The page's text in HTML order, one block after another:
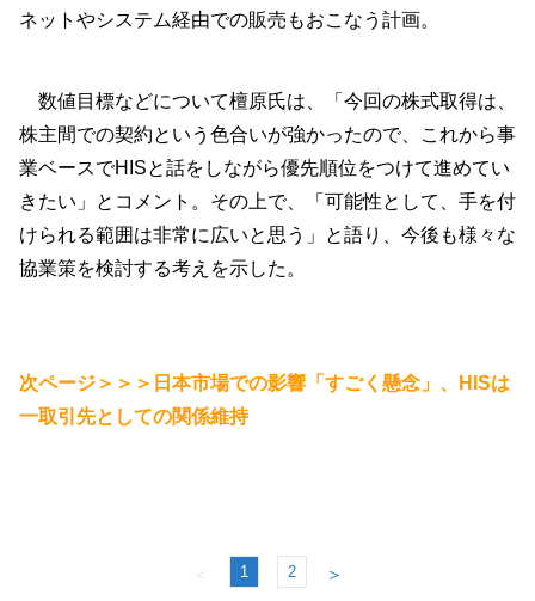
ネットやシステム経由での販売もおこなう計画。
数値目標などについて檀原氏は、「今回の株式取得は、
株主間での契約という色合いが強かったので、これから事
業ベースでHISと話をしながら優先順位をつけて進めてい
きたい」とコメント。その上で、「可能性として、手を付
けられる範囲は非常に広いと思う」と語り、今後も様々な
協業策を検討する考えを示した。
次ページ＞＞＞日本市場での影響「すごく懸念」、HISは
一取引先としての関係維持
＜ 1 2 ＞